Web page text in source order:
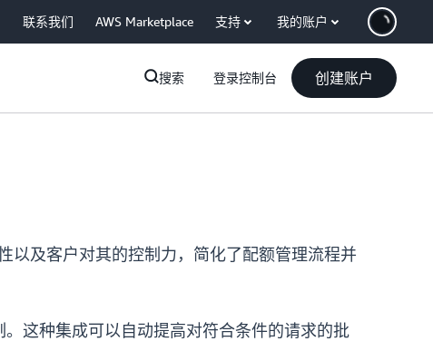
联系我们 AWS Marketplace 支持 我的账户
搜索 登录控制台 创建账户
以及客户对其的控制力，简化了配额管理流程并
这种集成可以自动提高对符合条件的请求的批